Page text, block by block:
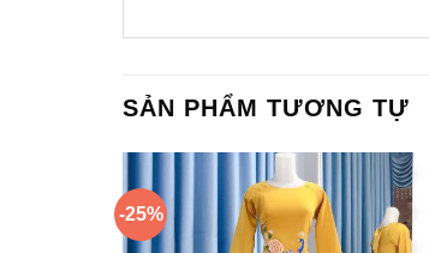
SẢN PHẨM TƯƠNG TỰ
-25%